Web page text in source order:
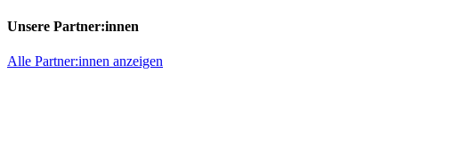
Unsere Partner:innen
Alle Partner:innen anzeigen